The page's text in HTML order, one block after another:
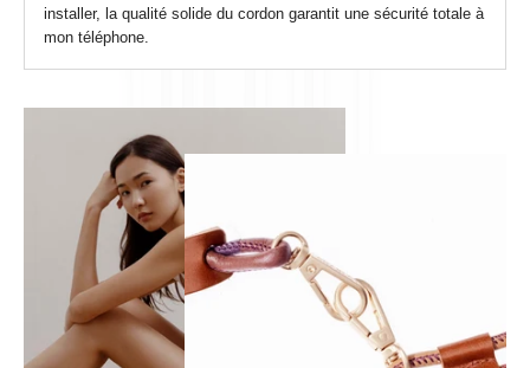
installer, la qualité solide du cordon garantit une sécurité totale à
mon téléphone.